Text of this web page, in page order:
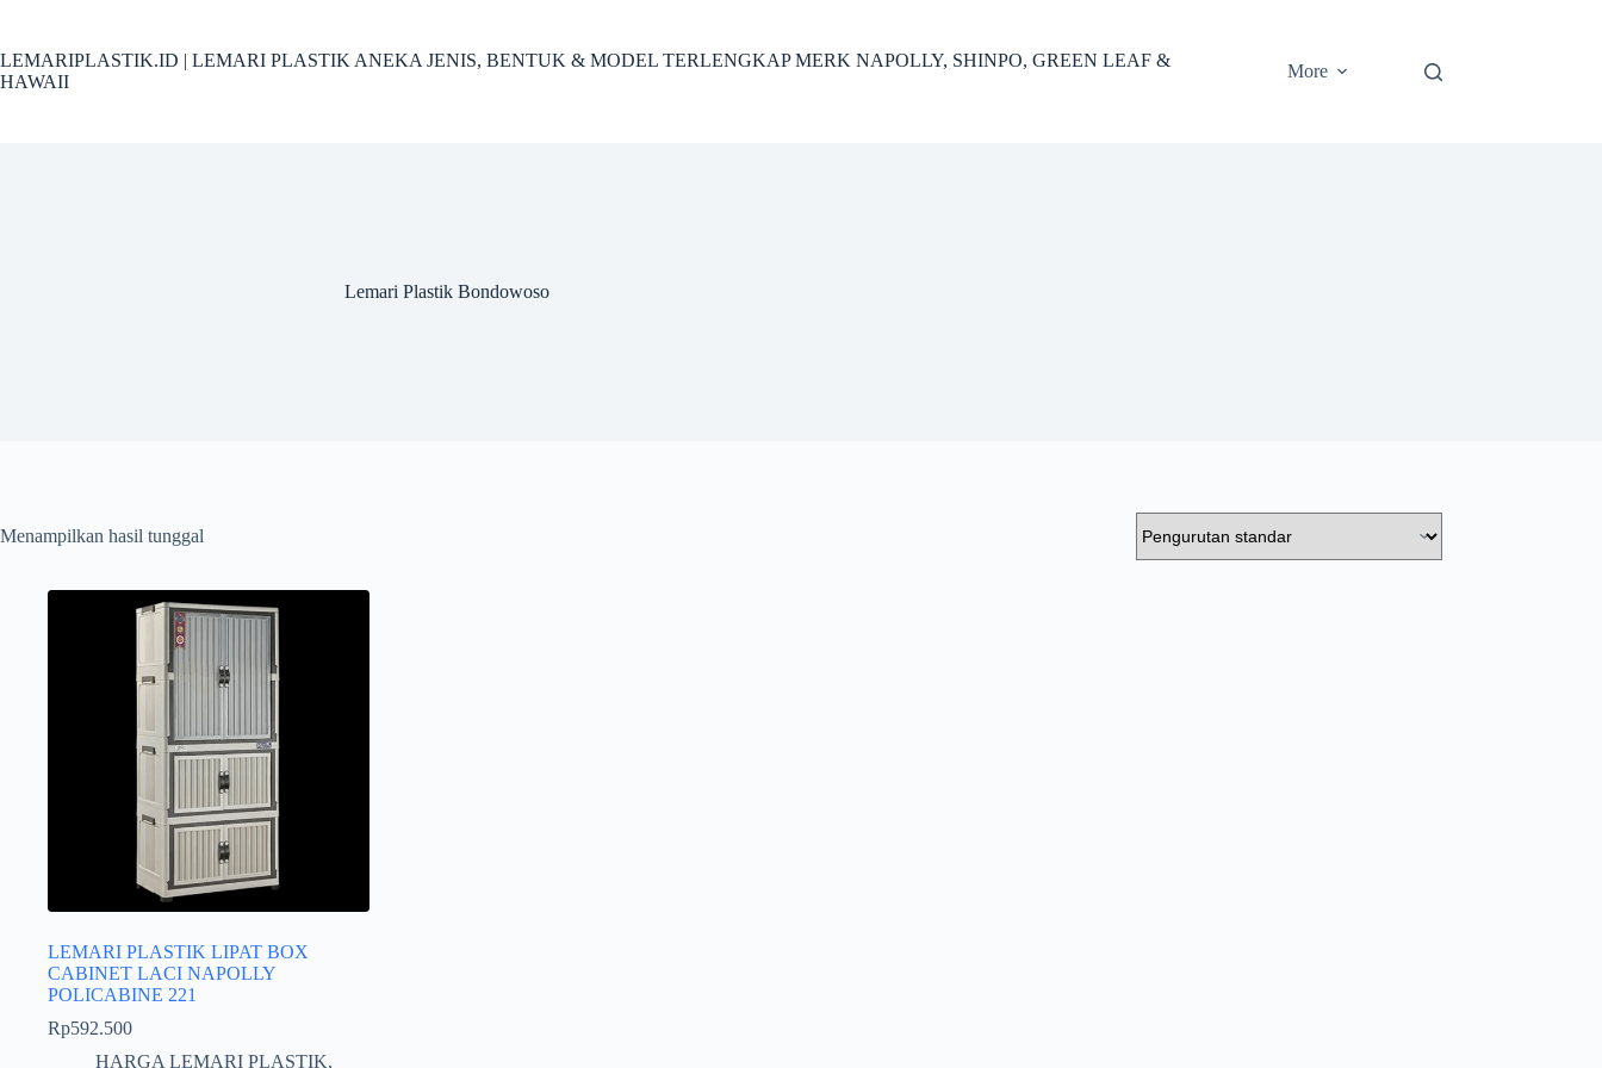
content
LEMARIPLASTIK.ID | LEMARI PLASTIK ANEKA JENIS, BENTUK & MODEL TERLENGKAP MERK NAPOLLY, SHINPO, GREEN LEAF &
HAWAII
More
Lemari Plastik Bondowoso
Menampilkan hasil tunggal
LEMARI PLASTIK LIPAT BOX
CABINET LACI NAPOLLY
POLICABINE 221
Rp592.500
HARGA LEMARI PLASTIK,